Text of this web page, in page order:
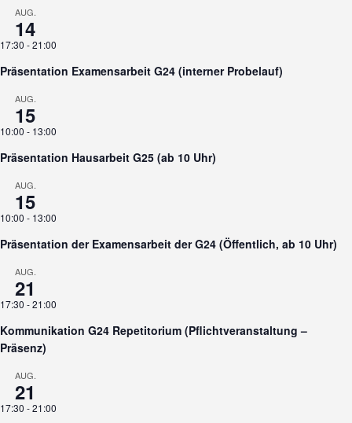
AUG.
14
17:30 -21:00
Präsentation Examensarbeit G24 (interner Probelauf)
AUG.
15
10:00 - 13:00
Präsentation Hausarbeit G25 (ab 10 Uhr)
AUG.
15
10:00 - 13:00
Präsentation der Examensarbeit der G24 (Öffentlich, ab 10 Uhr)
AUG.
21
17:30 -21:00
Kommunikation G24 Repetitorium (Pflichtveranstaltung –
Präsenz)
AUG.
21
17:30 -21:00